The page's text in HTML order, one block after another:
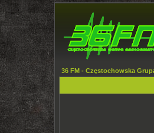
36 FM - Częstochowska